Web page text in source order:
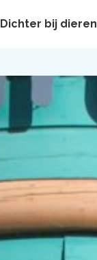
Dichter bij dieren